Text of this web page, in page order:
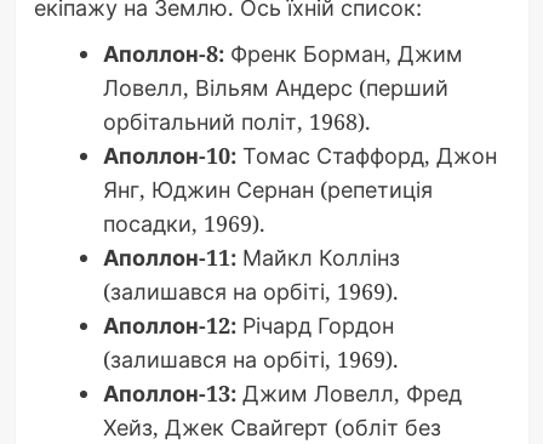
екіпажу на Землю. Ось їхній список:
Аполлон-8:Френк Борман, Джим
Ловелл, Вільям Андерс (перший
орбітальний політ, 1968).
Аполлон-10:Томас Стаффорд, Джон
Янг, Юджин Сернан (репетиція
посадки, 1969).
Аполлон-11:Майкл Коллінз
(залишався на орбіті, 1969).
Аполлон-12:Річард Гордон
(залишався на орбіті, 1969).
Аполлон-13:Джим Ловелл, Фред
Хейз, Джек Свайгерт (обліт без